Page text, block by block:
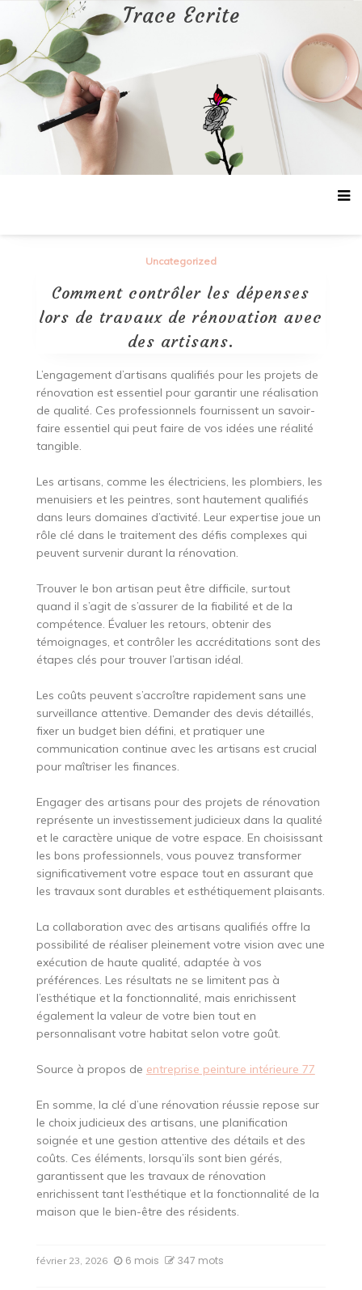
contenu
Trace Ecrite
Uncategorized
Comment contrôler les dépenses
lors de travaux de rénovation avec
des artisans.
L’engagement d’artisans qualifiés pour les projets de
rénovation est essentiel pour garantir une réalisation
de qualité. Ces professionnels fournissent un savoir-
faire essentiel qui peut faire de vos idées une réalité
tangible.
Les artisans, comme les électriciens, les plombiers, les
menuisiers et les peintres, sont hautement qualifiés
dans leurs domaines d’activité. Leur expertise joue un
rôle clé dans le traitement des défis complexes qui
peuvent survenir durant la rénovation.
Trouver le bon artisan peut être difficile, surtout
quand il s’agit de s’assurer de la fiabilité et de la
compétence. Évaluer les retours, obtenir des
témoignages, et contrôler les accréditations sont des
étapes clés pour trouver l’artisan idéal.
Les coûts peuvent s’accroître rapidement sans une
surveillance attentive. Demander des devis détaillés,
fixer un budget bien défini, et pratiquer une
communication continue avec les artisans est crucial
pour maîtriser les finances.
Engager des artisans pour des projets de rénovation
représente un investissement judicieux dans la qualité
et le caractère unique de votre espace. En choisissant
les bons professionnels, vous pouvez transformer
significativement votre espace tout en assurant que
les travaux sont durables et esthétiquement plaisants.
La collaboration avec des artisans qualifiés offre la
possibilité de réaliser pleinement votre vision avec une
exécution de haute qualité, adaptée à vos
préférences. Les résultats ne se limitent pas à
l’esthétique et la fonctionnalité, mais enrichissent
également la valeur de votre bien tout en
personnalisant votre habitat selon votre goût.
Source à propos de entreprise peinture intérieure 77
En somme, la clé d’une rénovation réussie repose sur
le choix judicieux des artisans, une planification
soignée et une gestion attentive des détails et des
coûts. Ces éléments, lorsqu’ils sont bien gérés,
garantissent que les travaux de rénovation
enrichissent tant l’esthétique et la fonctionnalité de la
maison que le bien-être des résidents.
février 23, 2026 6 mois 347 mots